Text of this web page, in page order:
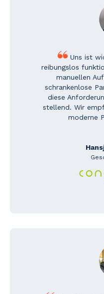
Uns ist
reibungslos
manuellen
schranken­lose
diese
stellend. Wir
moderne